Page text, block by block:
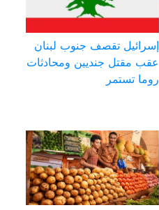
إسرائيل تقصف جنوب لبنان
عقب مقتل جنديين ومحادثات
روما تستمر